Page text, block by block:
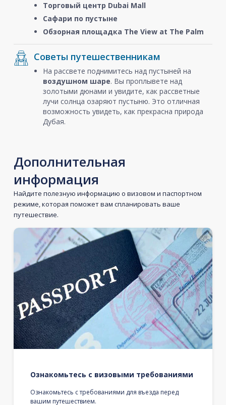
Торговый центр Dubai Mall
Сафари по пустыне
Обзорная площадка The View at The Palm
Советы путешественникам
На рассвете поднимитесь над пустыней на
воздушном шаре. Вы проплывете над
золотыми дюнами и увидите, как рассветные
лучи солнца озаряют пустыню. Это отличная
возможность увидеть, как прекрасна природа
Дубая.
Дополнительная
информация
Найдите полезную информацию о визовом и паспортном
режиме, которая поможет вам спланировать ваше
путешествие.
Ознакомьтесь с визовыми требованиями
Ознакомьтесь с требованиями для въезда перед
вашим путешествием.